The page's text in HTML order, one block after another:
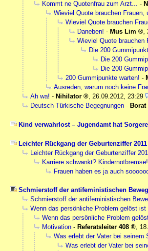
Kommt ne Quotenfrau zum Arzt... -
Wieviel Quote brauchen
Wieviel Quote brauchen
Daneben! - Mus Lim ,
Wieviel Quote brauchen
Die 200
Die 200
Die 200
200 Gummipunkte warten! -
Ausreden, warum noch keine
Ah wa! - Nihilator , 26.09.2012, 23:29
Deutsch-Türkische Begegnungen -
Kind verwahrlost – Jugendamt hat
Leichter Rückgang der Geburtenziffer 2011
Leichter Rückgang der Geburtenziffer
Karriere schwankt? Kindernotbremse!
Frauen haben es ja auch
Schmierstoff der antifeministischen
Schmierstoff der antifeministischen
Wenn das persönliche Problem gelöst ist
Wenn das persönliche Problem
Motivation - Referatsleiter 408 ,
Was erlebt der Vater bei seinem
Was erlebt der Vater bei